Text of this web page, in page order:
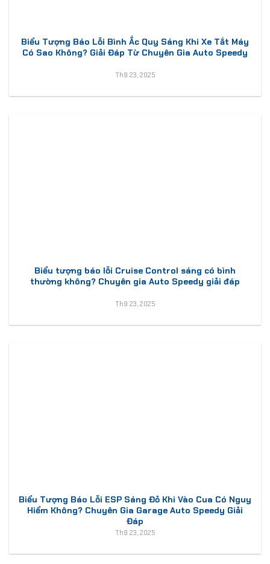
Biểu Tượng Báo Lỗi Bình Ắc Quy Sáng Khi Xe Tắt Máy
Có Sao Không? Giải Đáp Từ Chuyên Gia Auto Speedy
Th9 23, 2025
Biểu tượng báo lỗi Cruise Control sáng có bình
thường không? Chuyên gia Auto Speedy giải đáp
Th9 23, 2025
Biểu Tượng Báo Lỗi ESP Sáng Đỏ Khi Vào Cua Có Nguy
Hiểm Không? Chuyên Gia Garage Auto Speedy Giải
Đáp
Th9 23, 2025